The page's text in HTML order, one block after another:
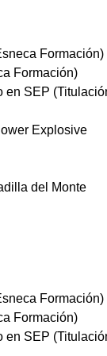
Formación)
Formación)
en SEP
Explosive
del Monte
Formación)
Formación)
en SEP